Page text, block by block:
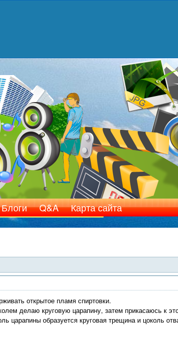
Блоги Q&A Карта сайта
открытое пламя спиртовки.
делаю круговую царапину, затем прикасаюсь к
царапины образуется круговая трещина и цоколь